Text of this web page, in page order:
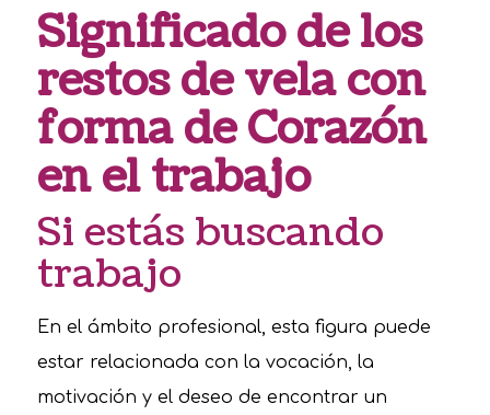
Significado de los
restos de vela con
forma de Corazón
en el trabajo
Si estás buscando
trabajo
En el ámbito profesional, esta figura puede
estar relacionada con la vocación, la
motivación y el deseo de encontrar un